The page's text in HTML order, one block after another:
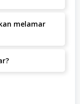
melamar